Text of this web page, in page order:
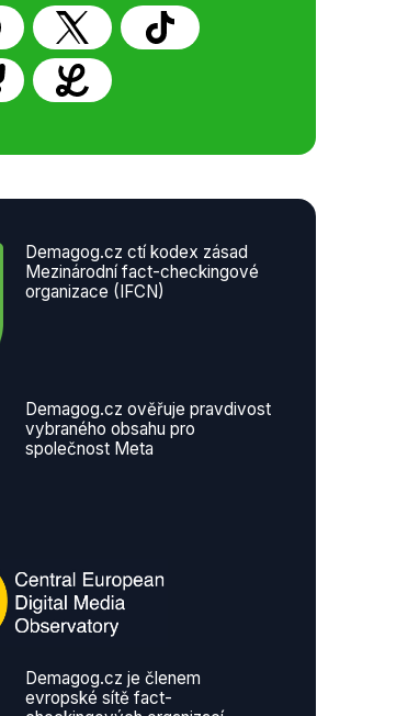
Demagog.cz ctí kodex zásad
Mezinárodní fact-checkingové
organizace (IFCN)
Demagog.cz ověřuje pravdivost
vybraného obsahu pro
společnost Meta
Demagog.cz je členem
evropské sítě fact-